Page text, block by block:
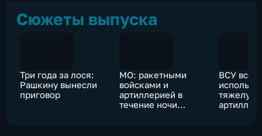
Сюжеты выпуска
Три года за лося:
Рашкину вынесли
приговор
МО: ракетными
войсками и
артиллерией в
течение ночи
ВСУ все
тяжелую